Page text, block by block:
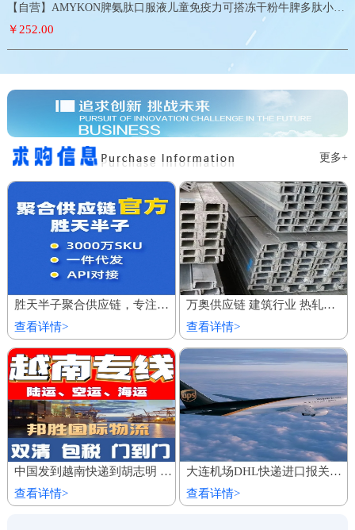
【自营】AMYKON脾氨肽口服液儿童免疫力可搭冻干粉牛脾多肽小分子
￥252.00
更多+
胜天半子聚合供应链，专注服务私域商城 百万厂价商品
查看详情>
万奥供应链 建筑行业 热轧镀锌槽钢 欢迎到厂参观
查看详情>
中国发到越南快递到胡志明 家具建材陆运船运出口 整柜专线运输
查看详情>
大连机场DHL快递进口报关代理公司
查看详情>